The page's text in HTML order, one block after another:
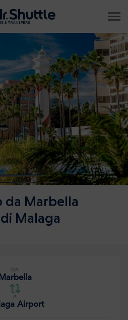
da Marbella
Malaga
DA
Marbella
A
Airport